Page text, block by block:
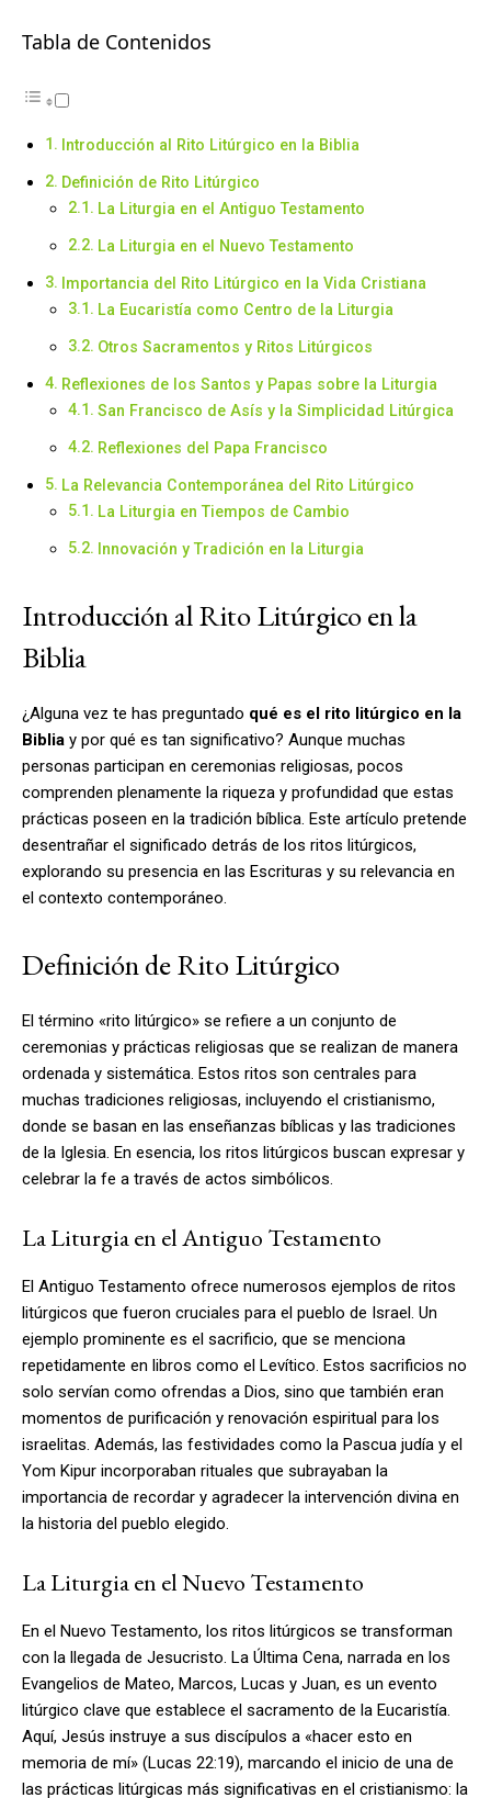
Tabla de Contenidos
Introducción al Rito Litúrgico en la Biblia
Definición de Rito Litúrgico
La Liturgia en el Antiguo Testamento
La Liturgia en el Nuevo Testamento
Importancia del Rito Litúrgico en la Vida Cristiana
La Eucaristía como Centro de la Liturgia
Otros Sacramentos y Ritos Litúrgicos
Reflexiones de los Santos y Papas sobre la Liturgia
San Francisco de Asís y la Simplicidad Litúrgica
Reflexiones del Papa Francisco
La Relevancia Contemporánea del Rito Litúrgico
La Liturgia en Tiempos de Cambio
Innovación y Tradición en la Liturgia
Introducción al Rito Litúrgico en la
Biblia
¿Alguna vez te has preguntado qué es el rito litúrgico en la
Biblia y por qué es tan significativo? Aunque muchas
personas participan en ceremonias religiosas, pocos
comprenden plenamente la riqueza y profundidad que estas
prácticas poseen en la tradición bíblica. Este artículo pretende
desentrañar el significado detrás de los ritos litúrgicos,
explorando su presencia en las Escrituras y su relevancia en
el contexto contemporáneo.
Definición de Rito Litúrgico
El término «rito litúrgico» se refiere a un conjunto de
ceremonias y prácticas religiosas que se realizan de manera
ordenada y sistemática. Estos ritos son centrales para
muchas tradiciones religiosas, incluyendo el cristianismo,
donde se basan en las enseñanzas bíblicas y las tradiciones
de la Iglesia. En esencia, los ritos litúrgicos buscan expresar y
celebrar la fe a través de actos simbólicos.
La Liturgia en el Antiguo Testamento
El Antiguo Testamento ofrece numerosos ejemplos de ritos
litúrgicos que fueron cruciales para el pueblo de Israel. Un
ejemplo prominente es el sacrificio, que se menciona
repetidamente en libros como el Levítico. Estos sacrificios no
solo servían como ofrendas a Dios, sino que también eran
momentos de purificación y renovación espiritual para los
israelitas. Además, las festividades como la Pascua judía y el
Yom Kipur incorporaban rituales que subrayaban la
importancia de recordar y agradecer la intervención divina en
la historia del pueblo elegido.
La Liturgia en el Nuevo Testamento
En el Nuevo Testamento, los ritos litúrgicos se transforman
con la llegada de Jesucristo. La Última Cena, narrada en los
Evangelios de Mateo, Marcos, Lucas y Juan, es un evento
litúrgico clave que establece el sacramento de la Eucaristía.
Aquí, Jesús instruye a sus discípulos a «hacer esto en
memoria de mí» (Lucas 22:19), marcando el inicio de una de
las prácticas litúrgicas más significativas en el cristianismo: la